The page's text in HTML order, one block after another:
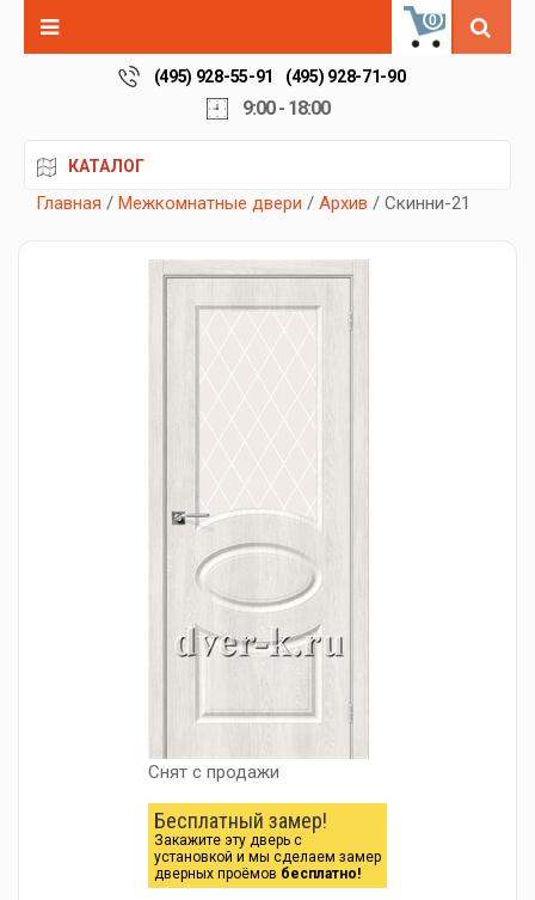
0
(495) 928-55-91 (495) 928-71-90
9:00 - 18:00
КАТАЛОГ
Главная / Межкомнатные двери / Архив / Скинни-21
Снят с продажи
Бесплатный замер!
Закажите эту дверь с
установкой и мы сделаем замер
дверных проёмов бесплатно!